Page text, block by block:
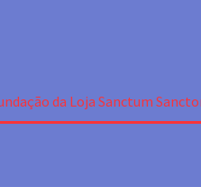
da Loja Sanctum